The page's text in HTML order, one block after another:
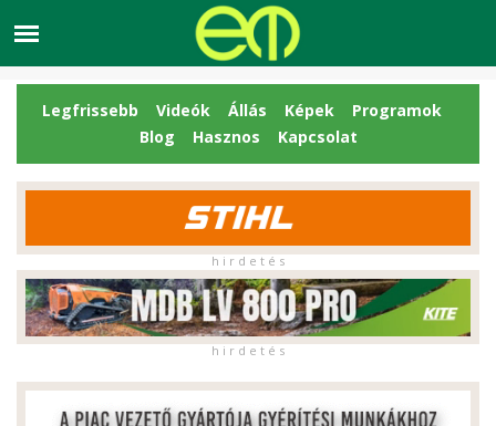
Legfrissebb Videók Állás Képek
Programok
Blog
Hasznos Kapcsolat
h i r d e t é s
h i r d e t é s